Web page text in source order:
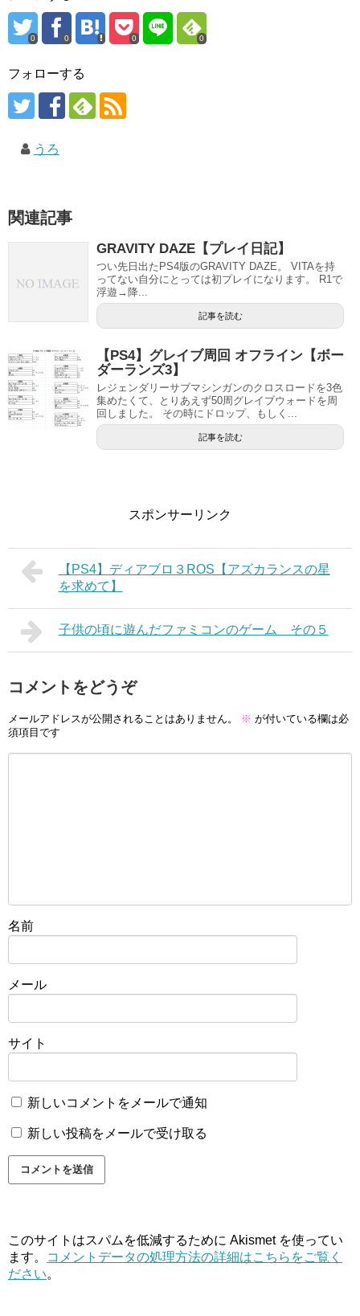
0 0 0 0
フォローする
うろ
関連記事
GRAVITY DAZE【プレイ日記】
つい先日出たPS4版のGRAVITY DAZE。 VITAを持
ってない自分にとっては初プレイになります。 R1で
浮遊→降...
記事を読む
【PS4】グレイブ周回 オフライン【ボー
ダーランズ3】
レジェンダリーサブマシンガンのクロスロードを3色
集めたくて、とりあえず50周グレイブウォードを周
回しました。 その時にドロップ、もしく...
記事を読む
スポンサーリンク
【PS4】ディアブロ３ROS【アズカランスの星
を求めて】
子供の頃に遊んだファミコンのゲーム その５
コメントをどうぞ
メールアドレスが公開されることはありません。 ※ が付いている欄は必
須項目です
名前
メール
サイト
新しいコメントをメールで通知
新しい投稿をメールで受け取る
このサイトはスパムを低減するために Akismet を使ってい
ます。
コメントデータの処理方法の詳細はこちらをご覧く
ださい。